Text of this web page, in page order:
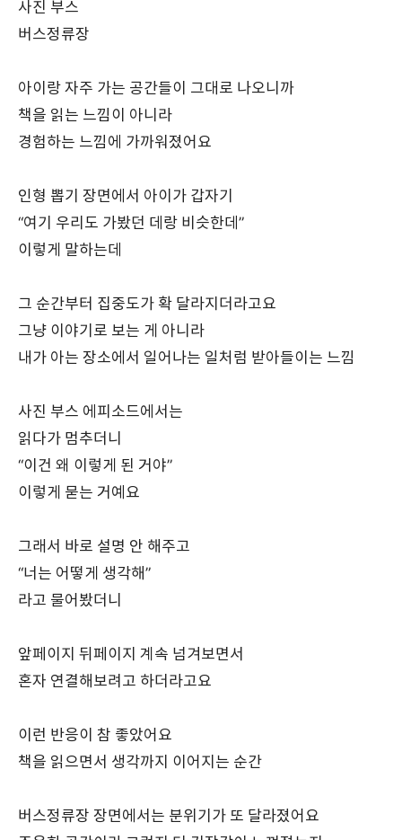
사진 부스
버스정류장
아이랑 자주 가는 공간들이 그대로 나오니까
책을 읽는 느낌이 아니라
경험하는 느낌에 가까워졌어요
인형 뽑기 장면에서 아이가 갑자기
“여기 우리도 가봤던 데랑 비슷한데”
이렇게 말하는데
그 순간부터 집중도가 확 달라지더라고요
그냥 이야기로 보는 게 아니라
내가 아는 장소에서 일어나는 일처럼 받아들이는 느낌
사진 부스 에피소드에서는
읽다가 멈추더니
“이건 왜 이렇게 된 거야”
이렇게 묻는 거예요
그래서 바로 설명 안 해주고
“너는 어떻게 생각해”
라고 물어봤더니
앞페이지 뒤페이지 계속 넘겨보면서
혼자 연결해보려고 하더라고요
이런 반응이 참 좋았어요
책을 읽으면서 생각까지 이어지는 순간
버스정류장 장면에서는 분위기가 또 달라졌어요